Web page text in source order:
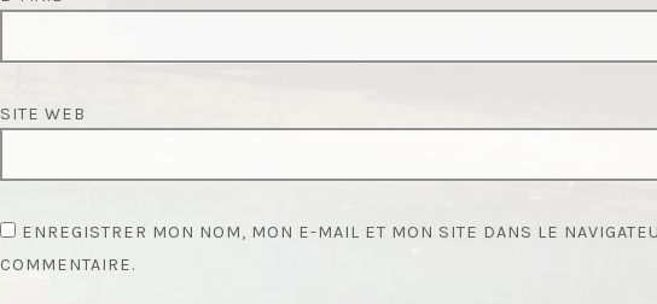
SITE WEB
ENREGISTRER MON NOM, MON E-MAIL ET MON SITE DANS LE
COMMENTAIRE.